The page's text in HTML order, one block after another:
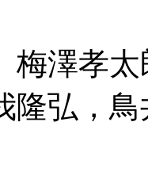
澤孝太
隆弘，